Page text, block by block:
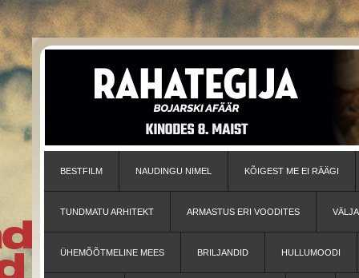
BESTFILM NAUDINGU NIMEL KÕIGEST ME EI RÄÄGI
TUNDMATU ARHITEKT ARMASTUS ERI VOODITES
ÜHEMÕÕTMELINE MEES BRILJANDID HULLUMOODI